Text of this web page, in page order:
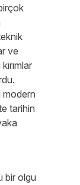
ve
modern
tarihin
bir olgu